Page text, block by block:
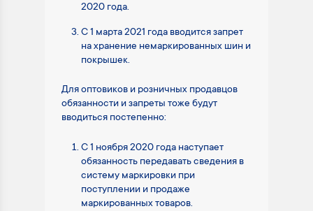
2020 года.
С 1 марта 2021 года вводится запрет
на хранение немаркированных шин и
покрышек.
Для оптовиков и розничных продавцов
обязанности и запреты тоже будут
вводиться постепенно:
С 1 ноября 2020 года наступает
обязанность передавать сведения в
систему маркировки при
поступлении и продаже
маркированных товаров.